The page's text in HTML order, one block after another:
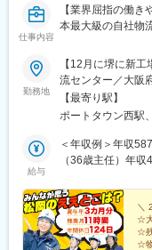
仕事内容
【業界屈指の働
本最大級の自社物
勤務地
【12月に堺に新
流センター／大阪
堺Central DC／大
流センター」に配
を考慮）＜通勤手
駐車場も完備し
なった…」なんて
帰宅できて便利で
転勤はありません
ペースあり）
【最寄り駅】
ポートタウン西駅
給与
＜年収例＞年収
（36歳主任）年
（一律地域手当含
残業代に頼らない
給を高く設定し安
配は無用です！
＼
☆
☆
☆